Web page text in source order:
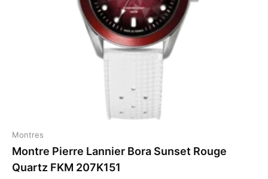
Montres
Montre Pierre Lannier Bora Sunset Rouge
Quartz FKM 207K151